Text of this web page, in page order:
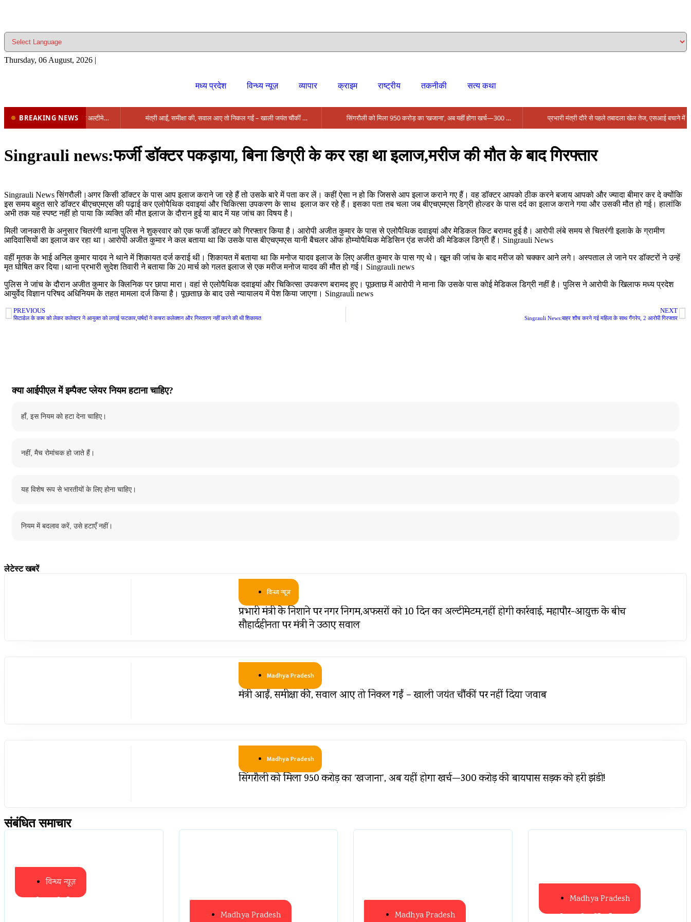
Thursday, 06 August, 2026 |
मध्य प्रदेश विन्ध्य न्यूज़ व्यापार क्राइम राष्ट्रीय तकनीकी सत्य कथा
BREAKING NEWS प्रभारी मंत्री के निशाने पर नगर निगम,अफसरों को 10 दिन का अल्टीमेटम,नहीं होगी कार्रवाई, महापौर-आयुक्त के बीच सौहार्दहीनता पर मंत्री ने उठाए सवाल मंत्री आईं, समीक्षा की, सवाल आए तो निकल गईं – खाली जयंत चौंकीं पर नहीं दिया जवाब सिंगरौली को मिला 950 करोड़ का ‘खजाना’, अब यहीं होगा खर्च—300 करोड़ की बायपास सड़क को हरी झंडी!
Singrauli news:फर्जी डॉक्टर पकड़ाया, बिना डिग्री के कर रहा था इलाज,मरीज की मौत के बाद गिरफ्तार
Singrauli News सिंगरौली।अगर किसी डॉक्टर के पास आप इलाज कराने जा रहे हैं तो उसके बारे में पता कर लें। कहीं ऐसा न हो कि जिससे आप इलाज कराने गए हैं। वह डॉक्टर आपको ठीक करने बजाय आपको और ज्यादा बीमार कर दे क्योंकि
इस समय बहुत सारे डॉक्टर बीएचएमएस की पढ़ाई कर एलोपैथिक दवाइयां और चिकित्सा उपकरण के साथ इलाज कर रहे हैं। इसका पता तब चला जब बीएचएमएस डिग्री होल्डर के पास दर्द का इलाज कराने गया और उसकी मौत हो गई। हालांकि
अभी तक यह स्पष्ट नहीं हो पाया कि व्यक्ति की मौत इलाज के दौरान हुई या बाद में यह जांच का विषय है।
मिली जानकारी के अनुसार चितरंगी थाना पुलिस ने शुक्रवार को एक फर्जी डॉक्टर को गिरफ्तार किया है। आरोपी अजीत कुमार के पास से एलोपैथिक दवाइयां और मेडिकल किट बरामद हुई है। आरोपी लंबे समय से चितरंगी इलाके के ग्रामीण
आदिवासियों का इलाज कर रहा था। आरोपी अजीत कुमार ने कल बताया था कि उसके पास बीएचएमएस यानी बैचलर ऑफ होम्योपैथिक मेडिसिन एंड सर्जरी की मेडिकल डिग्री हैं। Singrauli News
वहीं मृतक के भाई अनिल कुमार यादव ने थाने में शिकायत दर्ज कराई थी। शिकायत में बताया था कि मनोज यादव इलाज के लिए अजीत कुमार के पास गए थे। खून की जांच के बाद मरीज को चक्कर आने लगे। अस्पताल ले जाने पर डॉक्टरों ने उन्हें
मृत घोषित कर दिया।थाना प्रभारी सुदेश तिवारी ने बताया कि 20 मार्च को गलत इलाज से एक मरीज मनोज यादव की मौत हो गई। Singrauli news
पुलिस ने जांच के दौरान अजीत कुमार के क्लिनिक पर छापा मारा। वहां से एलोपैथिक दवाइयां और चिकित्सा उपकरण बरामद हुए। पूछताछ में आरोपी ने माना कि उसके पास कोई मेडिकल डिग्री नहीं है। पुलिस ने आरोपी के खिलाफ मध्य प्रदेश
आयुर्वेद विज्ञान परिषद अधिनियम के तहत मामला दर्ज किया है। पूछताछ के बाद उसे न्यायालय में पेश किया जाएगा। Singrauli news
PREVIOUS
सिटाडेल के काम को लेकर कलेक्टर ने आयुक्त को लगाई फटकार,पार्षदों ने कचरा कलेक्शन और निस्तारण नहीं करने की थी शिकायत
NEXT
Singrauli News:बाहर शौच करने गई महिला के साथ गैंगरेप, 2 आरोपी गिरफ्तार
क्या आईपीएल में इम्पैक्ट प्लेयर नियम हटाना चाहिए?
हाँ, इस नियम को हटा देना चाहिए।
नहीं, मैच रोमांचक हो जाते हैं।
यह विशेष रूप से भारतीयों के लिए होना चाहिए।
नियम में बदलाव करें, उसे हटाएँ नहीं।
लेटेस्ट खबरें
विन्ध्य न्यूज़
प्रभारी मंत्री के निशाने पर नगर निगम,अफसरों को 10 दिन का अल्टीमेटम,नहीं होगी कार्रवाई, महापौर-आयुक्त के बीच
सौहार्दहीनता पर मंत्री ने उठाए सवाल
Madhya Pradesh
मंत्री आईं, समीक्षा की, सवाल आए तो निकल गईं – खाली जयंत चौंकीं पर नहीं दिया जवाब
Madhya Pradesh
सिंगरौली को मिला 950 करोड़ का ‘खजाना’, अब यहीं होगा खर्च—300 करोड़ की बायपास सड़क को हरी झंडी!
संबंधित समाचार
विन्ध्य न्यूज़
Madhya Pradesh Madhya Pradesh
Madhya Pradesh